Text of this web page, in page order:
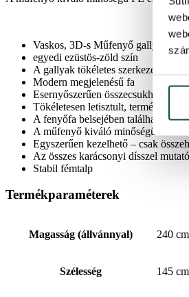
Vaskos, 3D-s Műfenyő gallyak
egyedi ezüstös-zöld szín
A gallyak tökéletes szerkezete
Modern megjelenésű fa
Esernyőszerűen összecsukható
Tökéletesen letisztult, természetes
A fenyőfa belsejében található
A műfenyő kiváló minőségű PE és
Egyszerűen kezelhető – csak
Az összes karácsonyi dísszel
Stabil fémtalp
Termékparaméterek
Magasság (állvánnyal) 240 cm
Szélesség 145 cm